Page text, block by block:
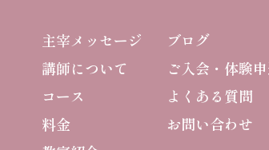
主宰メッセージ
講師について
コース
料金
ブログ
ご入会・体験
よくある質問
お問い合わせ